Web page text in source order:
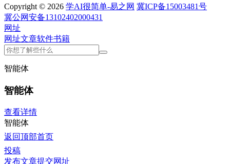
Copyright © 2026 学AI很简单-易之网 冀ICP备15003481号
冀公网安备13102402000431
网址
网址文章软件书籍
智能体
智能体
查看详情
智能体
返回顶部首页
投稿
发布文章提交网址